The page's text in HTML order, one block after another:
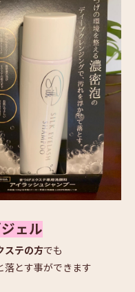
ェル
ステの方でも
落とす事ができます